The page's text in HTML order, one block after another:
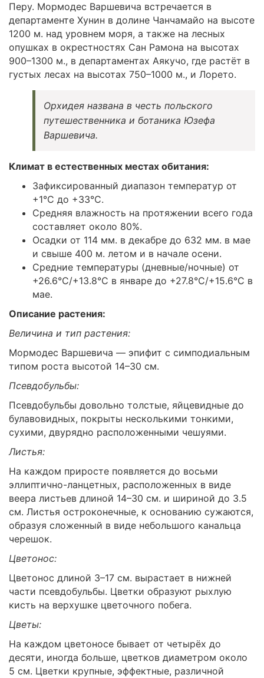
Перу. Мормодес Варшевича встречается в
департаменте Хунин в долине Чанчамайо на высоте
1200 м. над уровнем моря, а также на лесных
опушках в окрестностях Сан Рамона на высотах
900–1300 м., в департаментах Аякучо, где растёт в
густых лесах на высотах 750–1000 м., и Лорето.
Орхидея названа в честь польского
путешественника и ботаника Юзефа
Варшевича.
Климат в естественных местах обитания:
Зафиксированный диапазон температур от
+1°C до +33°C.
Средняя влажность на протяжении всего года
составляет около 80%.
Осадки от 114 мм. в декабре до 632 мм. в мае
и свыше 400 м. летом и в начале осени.
Средние температуры (дневные/ночные) от
+26.6°C/+13.8°C в январе до +27.8°C/+15.6°C в
мае.
Описание растения:
Величина и тип растения:
Мормодес Варшевича — эпифит с симподиальным
типом роста высотой 14–30 см.
Псевдобульбы:
Псевдобульбы довольно толстые, яйцевидные до
булавовидных, покрыты несколькими тонкими,
сухими, двурядно расположенными чешуями.
Листья:
На каждом приросте появляется до восьми
эллиптично-ланцетных, расположенных в виде
веера листьев длиной 14–30 см. и шириной до 3.5
см. Листья остроконечные, к основанию сужаются,
образуя сложенный в виде небольшого канальца
черешок.
Цветонос:
Цветонос длиной 3–17 см. вырастает в нижней
части псевдобульбы. Цветки образуют рыхлую
кисть на верхушке цветочного побега.
Цветы:
На каждом цветоносе бывает от четырёх до
десяти, иногда больше, цветков диаметром около
5 см. Цветки крупные, эффектные, различной